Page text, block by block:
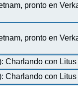
pronto en
pronto en
Charlando con
Charlando con